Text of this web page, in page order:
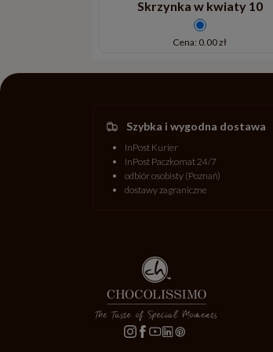
Skrzynka w kwiaty 10
Cena: 0.00 zł
Szybka i wygodna dostawa
InPost Kurier
InPost Paczkomat 24/7
odbiór osobisty (Poznań)
dostawy zagraniczne